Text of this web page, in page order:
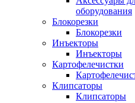
оборудования
Блокорезки
Блокорезки
Инъекторы
Инъекторы
Картофелечистки
Клипсаторы
Клипсаторы